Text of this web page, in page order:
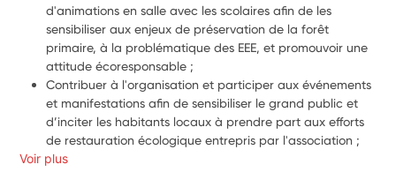
d'animations en salle avec les scolaires afin de les
sensibiliser aux enjeux de préservation de la forêt
primaire, à la problématique des EEE, et promouvoir une
attitude écoresponsable ;
Contribuer à l'organisation et participer aux événements
et manifestations afin de sensibiliser le grand public et
d’inciter les habitants locaux à prendre part aux efforts
de restauration écologique entrepris par l'association ;
Contribuer à l'animation sur le terrain des chantiers
Voir plus